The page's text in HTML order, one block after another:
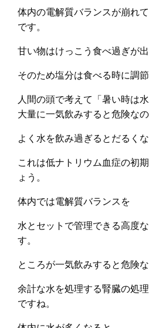
体内の電解質バランスが崩れ
です。
甘い物はけっこう食べ過ぎが出
そのため塩分は食べる時に調節
人間の頭で考えて「暑い時は
大量に一気飲みすると危険なの
よく水を飲み過ぎるとだるく
これは低ナトリウム血症の初
ょう。
体内では電解質バランスを
水とセットで管理できる高度
す。
ところが一気飲みすると危険な
余計な水を処理する腎臓の処
ですね。